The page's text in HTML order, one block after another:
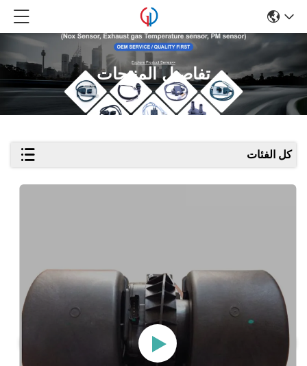
تفاصيل المنتجات
كل الفئات